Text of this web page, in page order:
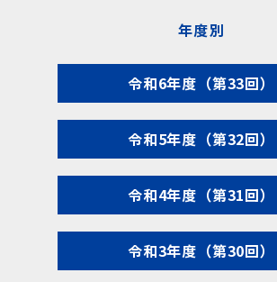
年度別
令和6年度（第33回）
令和5年度（第32回）
令和4年度（第31回）
令和3年度（第30回）